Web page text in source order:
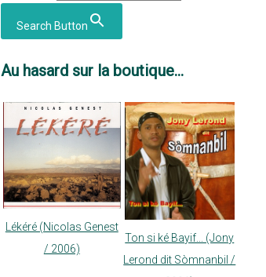
Search Button
Au hasard sur la boutique...
Lékéré (Nicolas Genest
/ 2006)
Ton si ké Bayif... (Jony
Lerond dit Sòmnanbil /